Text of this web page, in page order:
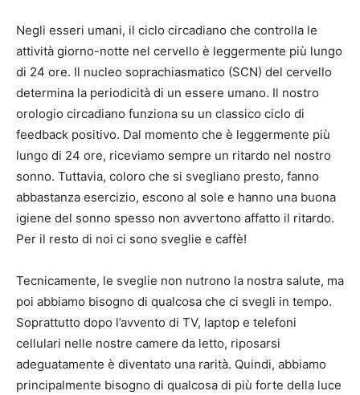
Negli esseri umani, il ciclo circadiano che controlla le
attività giorno-notte nel cervello è leggermente più lungo
di 24 ore. Il nucleo soprachiasmatico (SCN) del cervello
determina la periodicità di un essere umano. Il nostro
orologio circadiano funziona su un classico ciclo di
feedback positivo. Dal momento che è leggermente più
lungo di 24 ore, riceviamo sempre un ritardo nel nostro
sonno. Tuttavia, coloro che si svegliano presto, fanno
abbastanza esercizio, escono al sole e hanno una buona
igiene del sonno spesso non avvertono affatto il ritardo.
Per il resto di noi ci sono sveglie e caffè!
Tecnicamente, le sveglie non nutrono la nostra salute, ma
poi abbiamo bisogno di qualcosa che ci svegli in tempo.
Soprattutto dopo l’avvento di TV, laptop e telefoni
cellulari nelle nostre camere da letto, riposarsi
adeguatamente è diventato una rarità. Quindi, abbiamo
principalmente bisogno di qualcosa di più forte della luce